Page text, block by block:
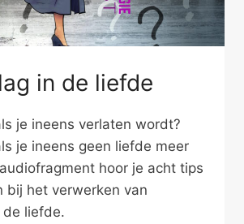
in de liefde
je ineens verlaten wordt?
je ineens geen liefde meer
hoor je acht tips
bij het verwerken van
liefde.